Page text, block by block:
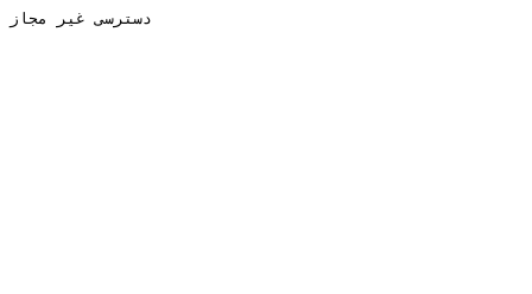
دسترسی غیر مجاز